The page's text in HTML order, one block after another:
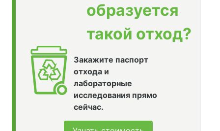
образуется
такой отход?
Закажите паспорт
отхода и
лабораторные
исследования прямо
сейчас.